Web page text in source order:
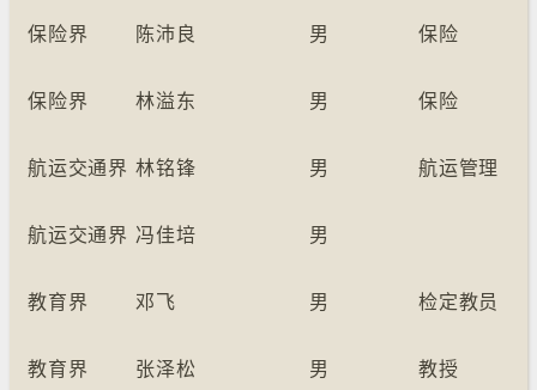
保险界 陈沛良 男 保险
保险界 林溢东 男 保险
航运交通界 林铭锋 男 航运管理
航运交通界 冯佳培 男
教育界 邓飞 男 检定教员
教育界 张泽松 男 教授